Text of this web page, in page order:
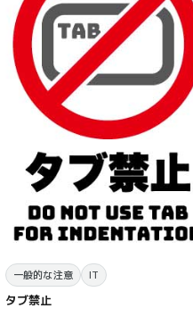
一般的な注意 IT
タブ禁止